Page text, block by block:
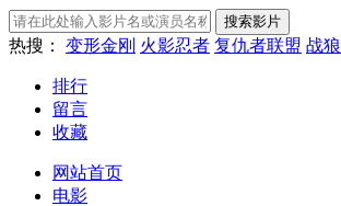
热搜： 变形金刚 火影忍者 复仇者联盟 战狼
排行
留言
收藏
网站首页
电影